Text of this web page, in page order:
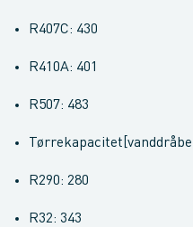
R407C: 430
R410A: 401
R507: 483
R290: 280
R32: 343